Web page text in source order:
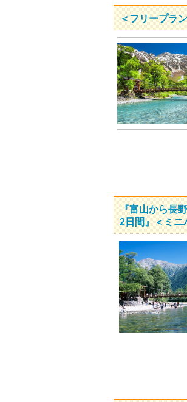
＜フリープラ
『富山から長
2日間』＜ミ